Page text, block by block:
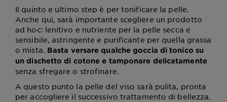
Il quinto e ultimo step è per tonificare la pelle.
Anche qui, sarà importante scegliere un prodotto
ad hoc: lenitivo e nutriente per la pelle secca e
sensibile, astringente e purificante per quella grassa
o mista. Basta versare qualche goccia di tonico su
un dischetto di cotone e tamponare delicatamente
senza sfregare o strofinare.
A questo punto la pelle del viso sarà pulita, pronta
per accogliere il successivo trattamento di bellezza.